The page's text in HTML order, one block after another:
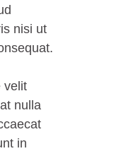
nisi ut
velit
nulla
in